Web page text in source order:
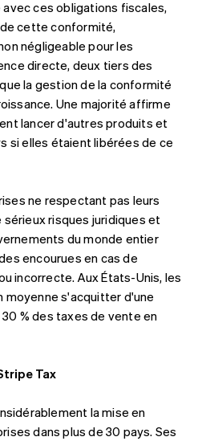
ces obligations fiscales,
cette conformité,
négligeable pour les
directe, deux tiers des
la gestion de la conformité
Une majorité affirme
lancer d'autres produits et
si elles étaient libérées de ce
ne respectant pas leurs
risques juridiques et
du monde entier
encourues en cas de
incorrecte. Aux États-Unis, les
s'acquitter d'une
% des taxes de vente en
Tax
la mise en
dans plus de 30 pays. Ses